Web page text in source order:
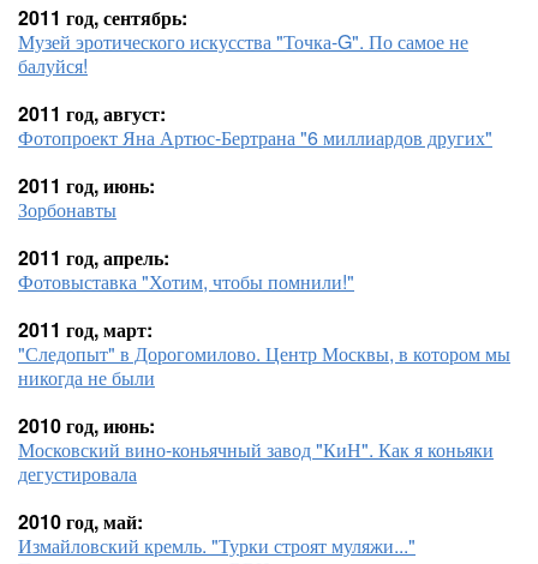
2011 год, сентябрь:
Музей эротического искусства "Точка-G". По самое не
балуйся!
2011 год, август:
Фотопроект Яна Артюс-Бертрана "6 миллиардов других"
2011 год, июнь:
Зорбонавты
2011 год, апрель:
Фотовыставка "Хотим, чтобы помнили!"
2011 год, март:
"Следопыт" в Дорогомилово. Центр Москвы, в котором мы
никогда не были
2010 год, июнь:
Московский вино-коньячный завод "КиН". Как я коньяки
дегустировала
2010 год, май:
Измайловский кремль. "Турки строят муляжи..."